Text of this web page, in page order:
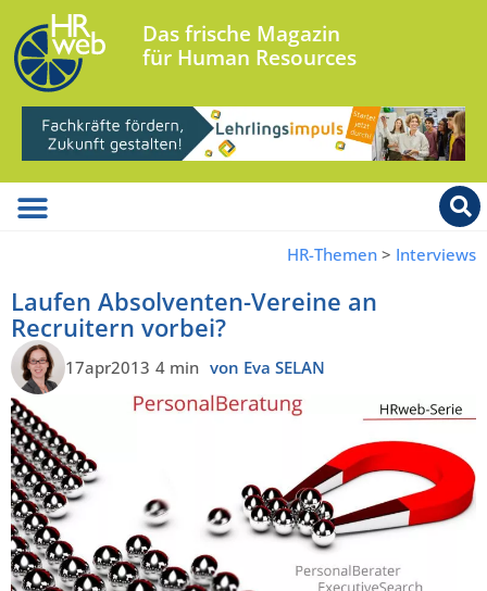
Das frische Magazin
für Human Resources
HR-Themen > Interviews
Laufen Absolventen-Vereine an
Recruitern vorbei?
17apr2013 4 min von Eva SELAN